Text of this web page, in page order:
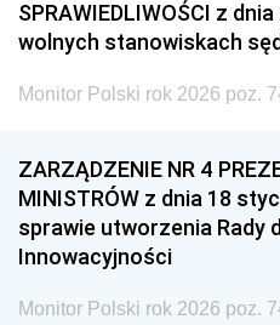
SPRAWIEDLIWOŚCI z
wolnych stanowiskach
Monitor Polski rok 2026 poz.
ZARZĄDZENIE NR 4
MINISTRÓW z dnia 18
sprawie utworzenia Rady
Innowacyjności
Monitor Polski rok 2026 poz.